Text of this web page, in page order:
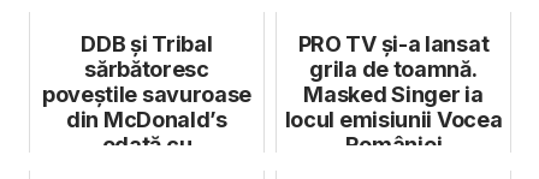
DDB și Tribal
sărbătoresc
poveștile savuroase
din McDonald’s
odată cu
PRO TV și-a lansat
grila de toamnă.
Masked Singer ia
locul emisiunii Vocea
României